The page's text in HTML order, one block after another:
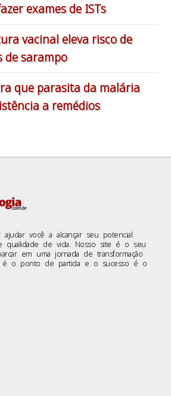
exames de ISTs
vacinal eleva risco de
de sarampo
que parasita da malária
a remédios
ajudar você a alcançar seu potencial
qualidade de vida. Nosso site é o seu
em uma jornada de transformação
é o ponto de partida e o sucesso é o